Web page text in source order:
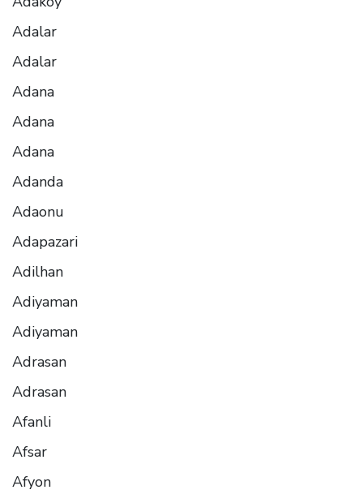
Adalar
Adalar
Adana
Adana
Adana
Adanda
Adaonu
Adapazari
Adilhan
Adiyaman
Adiyaman
Adrasan
Adrasan
Afanli
Afsar
Afyon